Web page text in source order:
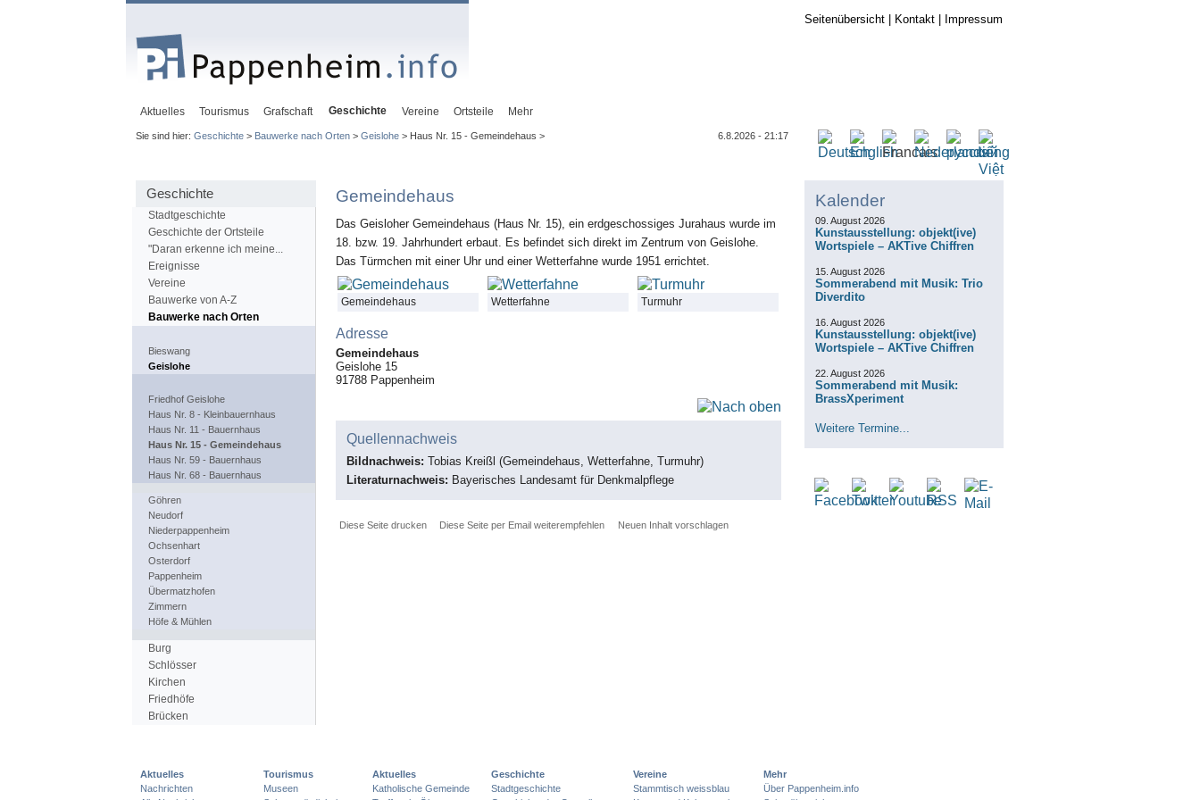
Seitenübersicht| Kontakt| Impressum
Aktuelles Tourismus Grafschaft Geschichte Vereine Ortsteile Mehr
Sie sind hier: Geschichte> Bauwerke nach Orten> Geislohe> Haus Nr. 15 - Gemeindehaus > 6.8.2026 - 21:17
Geschichte
Stadtgeschichte
Geschichte der Ortsteile
"Daran erkenne ich meine...
Ereignisse
Vereine
Bauwerke von A-Z
Bauwerke nach Orten
Bieswang
Geislohe
Friedhof Geislohe
Haus Nr. 8 - Kleinbauernhaus
Haus Nr. 11 - Bauernhaus
Haus Nr. 15 - Gemeindehaus
Haus Nr. 59 - Bauernhaus
Haus Nr. 68 - Bauernhaus
Göhren
Neudorf
Niederpappenheim
Ochsenhart
Osterdorf
Pappenheim
Übermatzhofen
Zimmern
Höfe & Mühlen
Burg
Schlösser
Kirchen
Friedhöfe
Brücken
Kalender
09. August 2026
Kunstausstellung: objekt(ive)
Wortspiele – AKTive Chiffren
15. August 2026
Sommerabend mit Musik: Trio
Diverdito
16. August 2026
Kunstausstellung: objekt(ive)
Wortspiele – AKTive Chiffren
22. August 2026
Sommerabend mit Musik:
BrassXperiment
Weitere Termine...
Gemeindehaus
Das Geisloher Gemeindehaus (Haus Nr. 15), ein erdgeschossiges Jurahaus wurde im
18. bzw. 19. Jahrhundert erbaut. Es befindet sich direkt im Zentrum von Geislohe.
Das Türmchen mit einer Uhr und einer Wetterfahne wurde 1951 errichtet.
Gemeindehaus Wetterfahne Turmuhr
Adresse
Gemeindehaus
Geislohe 15
91788 Pappenheim
Quellennachweis
Bildnachweis: Tobias Kreißl (Gemeindehaus, Wetterfahne, Turmuhr)
Literaturnachweis: Bayerisches Landesamt für Denkmalpflege
Diese Seite drucken Diese Seite per Email weiterempfehlen Neuen Inhalt vorschlagen
Aktuelles
Nachrichten
Tourismus
Museen
Aktuelles
Katholische Gemeinde
Geschichte
Stadtgeschichte
Vereine
Stammtisch weissblau
Mehr
Über Pappenheim.info